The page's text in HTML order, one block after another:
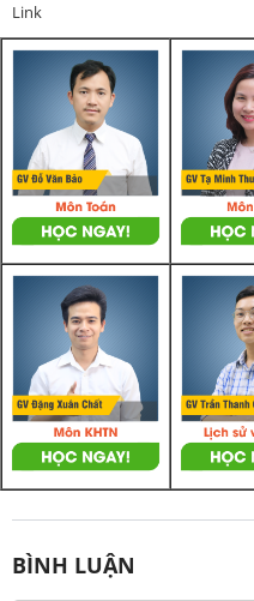
Link
BÌNH LUẬN